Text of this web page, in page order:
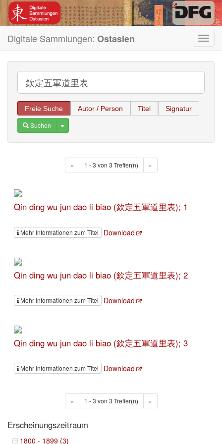
Digitale Sammlungen: Ostasien
Freie Suche Autor / Person Titel Signatur
Suchen Toggle Dropdown
« 1 - 3 von 3 Treffer(n) »
Qin ding wu jun dao li biao (欽定五軍道里表); 1
Mehr Informationen zum Titel Download
Qin ding wu jun dao li biao (欽定五軍道里表); 2
Mehr Informationen zum Titel Download
Qin ding wu jun dao li biao (欽定五軍道里表); 3
Mehr Informationen zum Titel Download
« 1 - 3 von 3 Treffer(n) »
Erscheinungszeitraum
1800 - 1899 (3)